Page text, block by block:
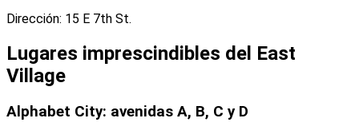
Dirección: 15 E 7th St.
Lugares imprescindibles del East
Village
Alphabet City: avenidas A, B, C y D